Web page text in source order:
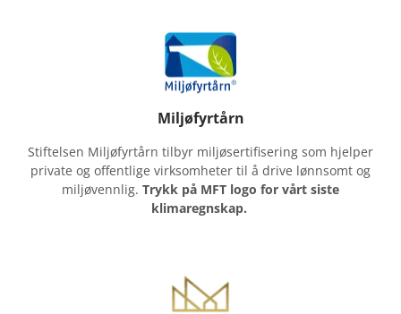
Miljøfyrtårn
Stiftelsen Miljøfyrtårn tilbyr miljøsertifisering som hjelper
private og offentlige virksomheter til å drive lønnsomt og
miljøvennlig. Trykk på MFT logo for vårt siste
klimaregnskap.